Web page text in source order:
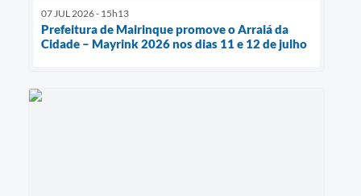
07 JUL 2026 - 15h13
Prefeitura de Mairinque promove o Arraiá da
Cidade – Mayrink 2026 nos dias 11 e 12 de julho